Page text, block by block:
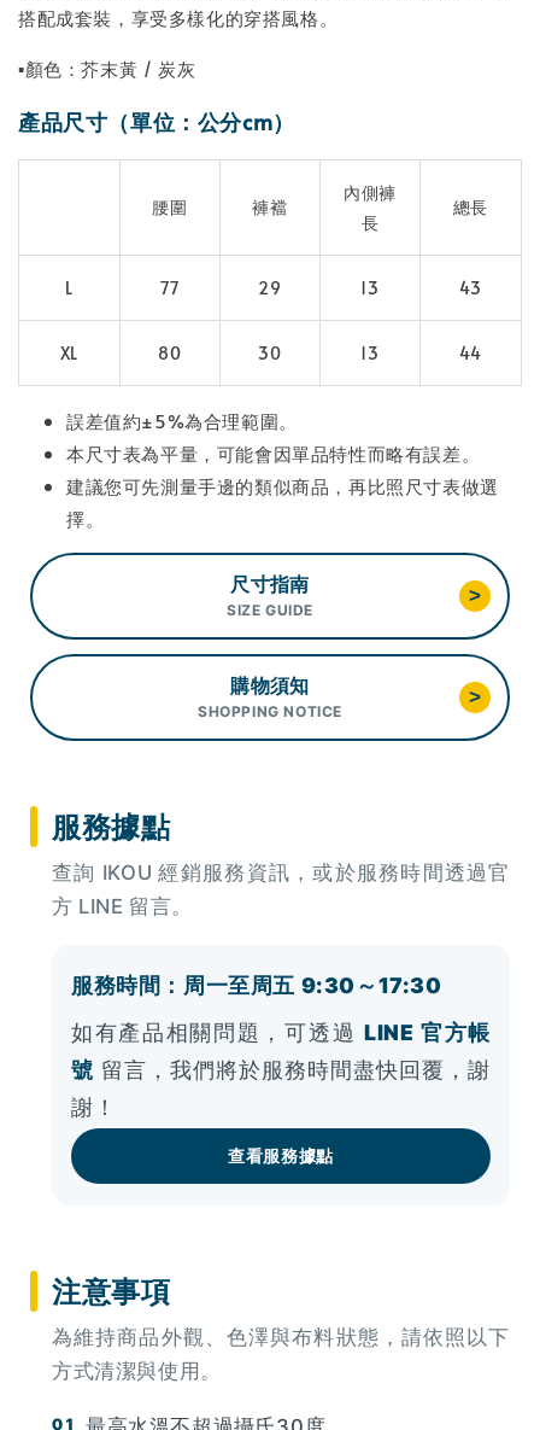
搭配成套裝，享受多樣化的穿搭風格。
▪顏色：芥末黃 / 炭灰
產品尺寸（單位：公分cm）
腰圍 褲襠
內側褲
長
總長
L 77 29 13 43
XL 80 30 13 44
誤差值約±5%為合理範圍。
本尺寸表為平量，可能會因單品特性而略有誤差。
建議您可先測量手邊的類似商品，再比照尺寸表做選
擇。
尺寸指南
SIZE GUIDE
>
購物須知
SHOPPING NOTICE
>
服務據點
查詢 IKOU 經銷服務資訊，或於服務時間透過官
方 LINE 留言。
服務時間：周一至周五 9:30～17:30
如有產品相關問題，可透過 LINE 官方帳
號 留言，我們將於服務時間盡快回覆，謝
謝！
查看服務據點
注意事項
為維持商品外觀、色澤與布料狀態，請依照以下
方式清潔與使用。